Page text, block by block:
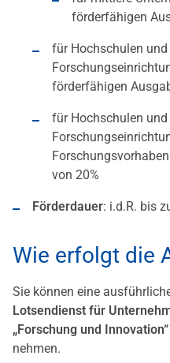
förderfähigen
für Hochschulen
förderfähigen
für Hochschulen
von 20%
Förderdauer: i.d.R. bis
Wie erfolgt die
Sie können eine
Lotsendienst für
„Forschung und
nehmen.